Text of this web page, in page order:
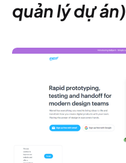
quản lý dự án)